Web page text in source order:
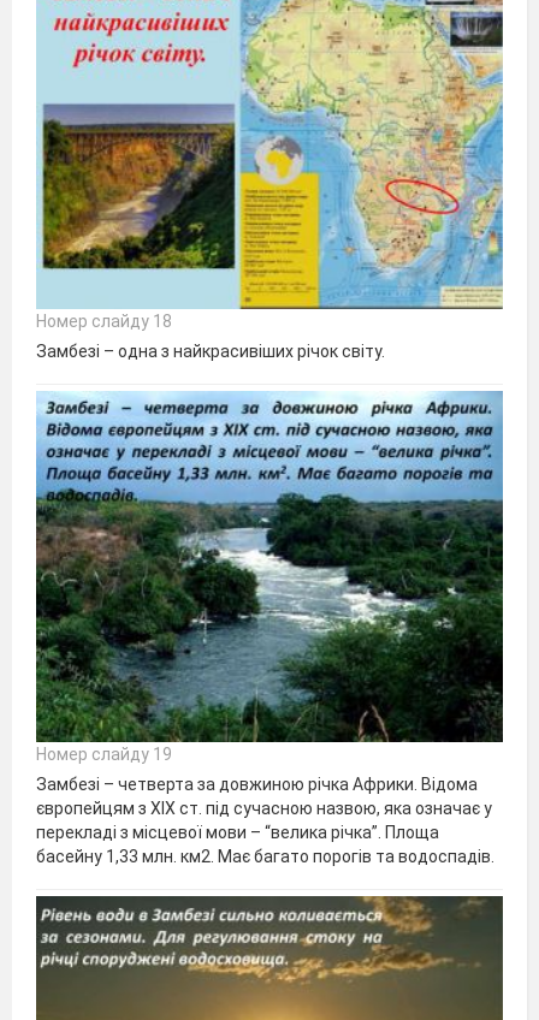
Номер слайду 18
Замбезі – одна з найкрасивіших річок світу.
Номер слайду 19
Замбезі – четверта за довжиною річка Африки. Відома
європейцям з ХІХ ст. під сучасною назвою, яка означає у
перекладі з місцевої мови – “велика річка”. Площа
басейну 1,33 млн. км2. Має багато порогів та водоспадів.